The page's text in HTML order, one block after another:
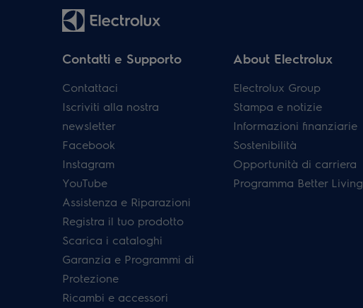
Contatti e Supporto
Contattaci
Iscriviti alla nostra
newsletter
Facebook
Instagram
YouTube
Assistenza e Riparazioni
Registra il tuo prodotto
Scarica i cataloghi
Garanzia e Programmi di
Protezione
Ricambi e accessori
About Electrolux
Electrolux Group
Stampa e notizie
Informazioni finanziarie
Sostenibilità
Opportunità di carriera
Programma Better Living